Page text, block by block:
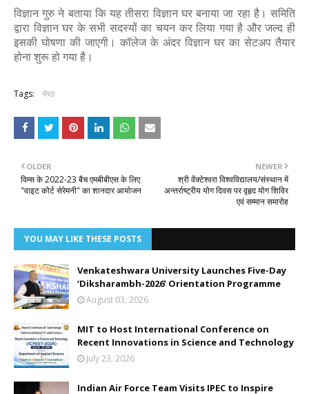
विज्ञान गुरु ने बताया कि यह तीसरा विज्ञान घर बनाया जा रहा है। समिति
द्वारा विज्ञान घर के सभी सदस्यों का चयन कर लिया गया है और जल्द ही
इसकी घोषणा की जाएगी। कॉलेज के अंदर विज्ञान घर का सेटअप तैयार
होना शुरू हो गया है।
Tags: मेरठ
NEWER
श्री वेंक्टेश्वरा विश्वविद्यालय/संस्थान में
अन्तर्राष्ट्रीय योग दिवस पर वृहृद योग शिविर
एवं सम्मान समारोह
OLDER
विम्स के 2022-23 बैच एमबीबीएस के लिए
"वाइट कोर्ट सेरेमनी" का शानदार आयोजन
YOU MAY LIKE THESE POSTS
Venkateshwara University Launches Five-Day
‘Diksharambh-2026’ Orientation Programme
August 03, 2026
MIT to Host International Conference on
Recent Innovations in Science and Technology
July 23, 2026
Indian Air Force Team Visits IPEC to Inspire